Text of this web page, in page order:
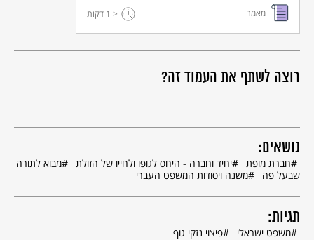
רוצה לשתף את העמוד זה?
מאמר < 1 דקות
נושאים:
חברת מופת יחיד וחברה - היחס לגופו ולחייו של הזולת
מבוא לתורה
שבעל פה
משנה ויסודות המשפט העברי
תגיות:
משפט ישראלי פיצוי נזקי גוף